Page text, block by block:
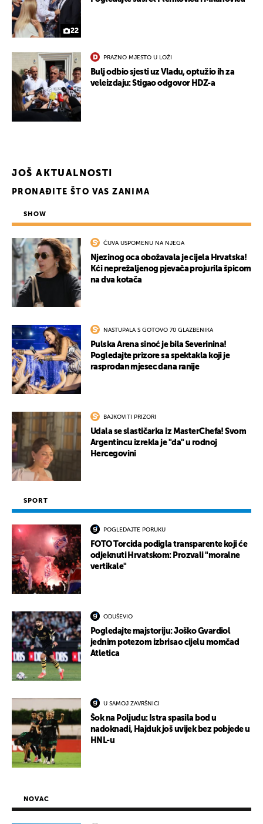
22
PRAZNO MJESTO U LOŽI
Bulj odbio sjesti uz Vladu, optužio ih za
veleizdaju: Stigao odgovor HDZ-a
JOŠ AKTUALNOSTI
PRONAĐITE ŠTO VAS ZANIMA
SHOW
ČUVA USPOMENU NA NJEGA
Njezinog oca obožavala je cijela Hrvatska!
Kći neprežaljenog pjevača projurila špicom
na dva kotača
NASTUPALA S GOTOVO 70 GLAZBENIKA
Pulska Arena sinoć je bila Severinina!
Pogledajte prizore sa spektakla koji je
rasprodan mjesec dana ranije
BAJKOVITI PRIZORI
Udala se slastičarka iz MasterChefa! Svom
Argentincu izrekla je "da" u rodnoj
Hercegovini
SPORT
POGLEDAJTE PORUKU
FOTO Torcida podigla transparente koji će
odjeknuti Hrvatskom: Prozvali "moralne
vertikale"
ODUŠEVIO
Pogledajte majstoriju: Joško Gvardiol
jednim potezom izbrisao cijelu momčad
Atletica
U SAMOJ ZAVRŠNICI
Šok na Poljudu: Istra spasila bod u
nadoknadi, Hajduk još uvijek bez pobjede u
HNL-u
NOVAC